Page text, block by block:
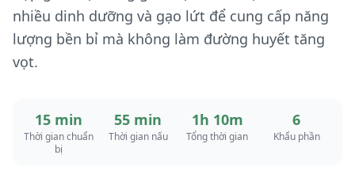
nhiều dinh dưỡng và gạo lứt để cung cấp năng
lượng bền bỉ mà không làm đường huyết tăng
vọt.
15 min
Thời gian chuẩn
bị
55 min
Thời gian nấu
1h 10m
Tổng thời gian
6
Khẩu phần